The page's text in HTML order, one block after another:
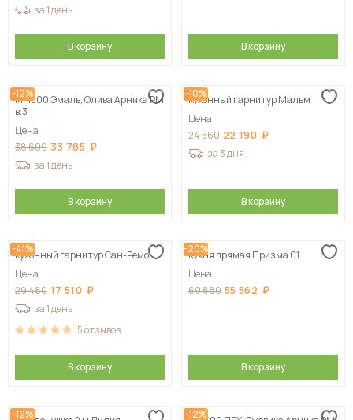
за 1 день
В корзину В корзину
-12%
КГ 1500 Эмаль, Олива Арника РМ
в.3
Цена
38 609 33 785
за 1 день
В корзину
-10%
Кухонный гарнитур Мальм
Цена
24 560 22 190
за 3 дня
В корзину
-41%
Кухонный гарнитур Сан-Ремо
Цена
29 480 17 510
за 1 день
5отзывов
В корзину
-20%
Кухня прямая Призма 01
Цена
69 880 55 562
В корзину
-12% -12%